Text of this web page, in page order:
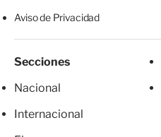
Aviso de Privacidad
Secciones
Nacional
Internacional